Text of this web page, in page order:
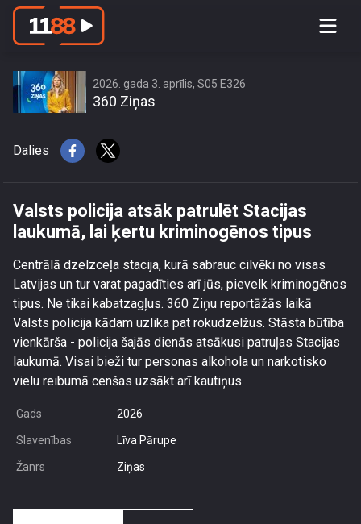
Valsts policija atsāk patrulēt Stacijas
2026. gada 3. aprīlis, S05 E326
360 Ziņas
Dalies
Valsts policija atsāk patrulēt Stacijas
laukumā, lai ķertu kriminogēnos tipus
Centrālā dzelzceļa stacija, kurā sabrauc cilvēki no visas
Latvijas un tur varat pagadīties arī jūs, pievelk kriminogēnos
tipus. Ne tikai kabatzagļus. 360 Ziņu reportāžās laikā
Valsts policija kādam uzlika pat rokudzelžus. Stāsta būtība
vienkārša - policija šajās dienās atsākusi patruļas Stacijas
laukumā. Visai bieži tur personas alkohola un narkotisko
vielu reibumā cenšas uzsākt arī kautiņus.
Gads 2026
Slavenības Līva Pārupe
Žanrs Ziņas